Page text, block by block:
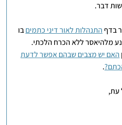
דבר.
בדף התנהלות לאור דיני כתמיםבו
מלהיאסר ללא הכרח הלכתי.
האם יש מצבים שבהם אפשר לדעת
.
עת,